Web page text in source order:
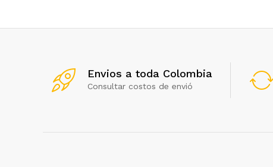
Envios a toda Colombia
Consultar costos de envió